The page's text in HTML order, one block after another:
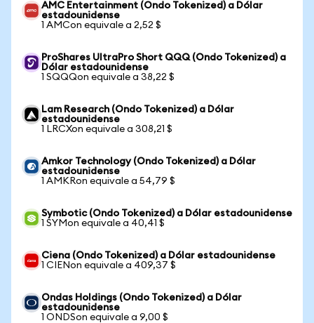
AMC Entertainment (Ondo Tokenized) a Dólar
estadounidense
1 AMCon equivale a 2,52 $
ProShares UltraPro Short QQQ (Ondo Tokenized) a
Dólar estadounidense
1 SQQQon equivale a 38,22 $
Lam Research (Ondo Tokenized) a Dólar
estadounidense
1 LRCXon equivale a 308,21 $
Amkor Technology (Ondo Tokenized) a Dólar
estadounidense
1 AMKRon equivale a 54,79 $
Symbotic (Ondo Tokenized) a Dólar estadounidense
1 SYMon equivale a 40,41 $
Ciena (Ondo Tokenized) a Dólar estadounidense
1 CIENon equivale a 409,37 $
Ondas Holdings (Ondo Tokenized) a Dólar
estadounidense
1 ONDSon equivale a 9,00 $